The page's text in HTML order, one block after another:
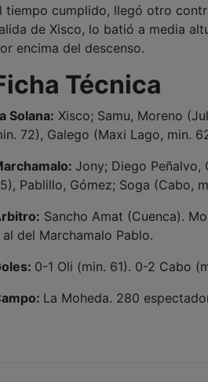
tiempo cumplido, llegó otro
de Xisco, lo batió a media
encima del descenso.
Técnica
Solana: Xisco; Samu, Moreno
72), Galego (Maxi Lago, min.
Jony; Diego Peñalvo,
Pablillo, Gómez; Soga (Cabo,
Sancho Amat (Cuenca).
del Marchamalo Pablo.
0-1 Oli (min. 61). 0-2 Cabo
La Moheda. 280